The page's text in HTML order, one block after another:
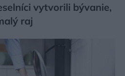
vytvorili bývanie,
raj